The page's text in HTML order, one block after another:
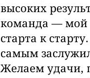
высоких
команда — мой
старта к
самым
Желаем удачи,